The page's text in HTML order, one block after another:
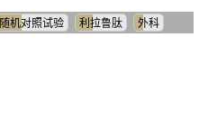
随机对照试验 利拉鲁肽 外科